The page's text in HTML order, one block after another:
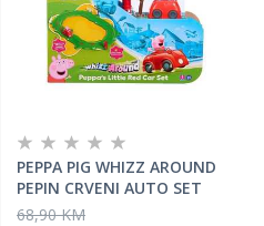
PEPPA PIG WHIZZ AROUND
PEPIN CRVENI AUTO SET
TO8343
68,90 KM